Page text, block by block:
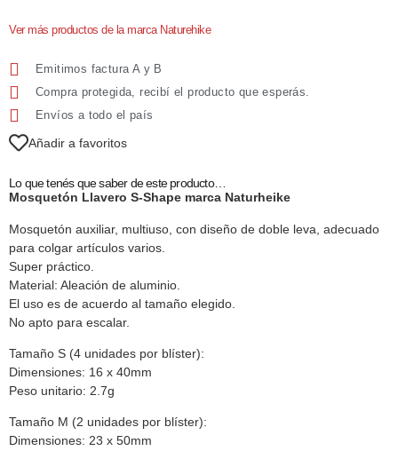
Ver más productos de la marca Naturehike
Emitimos factura A y B
Compra protegida, recibí el producto que esperás.
Envíos a todo el país
Añadir a favoritos
Lo que tenés que saber de este producto…
Mosquetón Llavero S-Shape marca Naturheike
Mosquetón auxiliar, multiuso, con diseño de doble leva, adecuado
para colgar artículos varios.
Super práctico.
Material: Aleación de aluminio.
El uso es de acuerdo al tamaño elegido.
No apto para escalar.
Tamaño S (4 unidades por blíster):
Dimensiones: 16 x 40mm
Peso unitario: 2.7g
Tamaño M (2 unidades por blíster):
Dimensiones: 23 x 50mm